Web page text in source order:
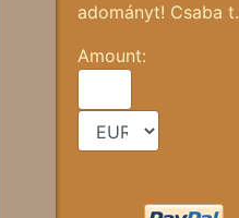
adományt! Csaba t.
Amount: